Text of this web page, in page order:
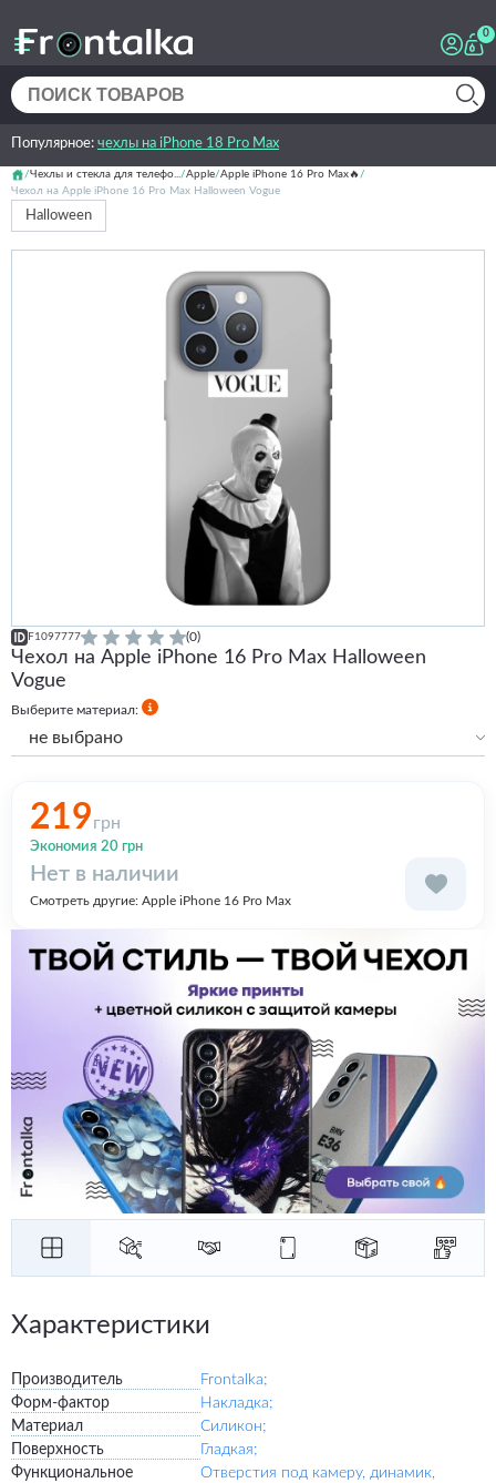
0
Популярное: чехлы на iPhone 18 Pro Max
Чехлы и стекла для телефо... Apple Apple iPhone 16 Pro Max🔥
Чехол на Apple iPhone 16 Pro Max Halloween Vogue
Halloween
F1097777 (0)
Чехол на Apple iPhone 16 Pro Max Halloween
Vogue
Выберите материал:
не выбрано
Силиконовый с бортами
Premium
219грн
Экономия 20 грн
Нет в наличии
Смотреть другие: Apple iPhone 16 Pro Max
Характеристики
Производитель
Frontalka;
Форм-фактор
Накладка;
Материал
Силикон;
Поверхность
Гладкая;
Функциональное
Отверстия под камеру, динамик,